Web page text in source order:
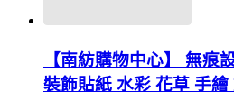
【南紡購物中心】 無痕
裝飾貼紙 水彩 花草 手繪